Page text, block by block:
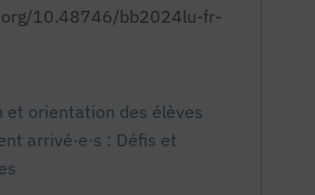
10.48746/bb2024lu-fr-
et orientation des élèves
arrivé·e·s : Défis et